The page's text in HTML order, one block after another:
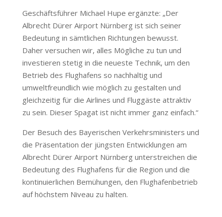
Geschäftsführer Michael Hupe ergänzte: „Der
Albrecht Dürer Airport Nürnberg ist sich seiner
Bedeutung in sämtlichen Richtungen bewusst.
Daher versuchen wir, alles Mögliche zu tun und
investieren stetig in die neueste Technik, um den
Betrieb des Flughafens so nachhaltig und
umweltfreundlich wie möglich zu gestalten und
gleichzeitig für die Airlines und Fluggäste attraktiv
zu sein. Dieser Spagat ist nicht immer ganz einfach.“
Der Besuch des Bayerischen Verkehrsministers und
die Präsentation der jüngsten Entwicklungen am
Albrecht Dürer Airport Nürnberg unterstreichen die
Bedeutung des Flughafens für die Region und die
kontinuierlichen Bemühungen, den Flughafenbetrieb
auf höchstem Niveau zu halten.